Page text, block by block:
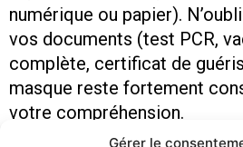
Gérer le
numérique ou papier).
vos documents (test PCR,
complète, certificat de
masque reste fortement
votre compréhension.